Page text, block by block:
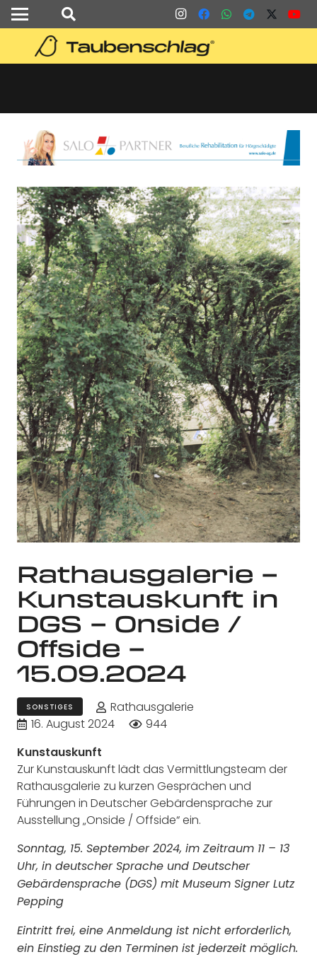
Rathausgalerie –
Kunstauskunft in
DGS – Onside /
Offside –
15.09.2024
SONSTIGES
Rathausgalerie
16. August 2024
944
Kunstauskunft
Zur Kunstauskunft lädt das Vermittlungsteam der
Rathausgalerie zu kurzen Gesprächen und
Führungen in Deutscher Gebärdensprache zur
Ausstellung „Onside / Offside“ ein.
Sonntag, 15. September 2024, im Zeitraum 11 – 13
Uhr, in deutscher Sprache und Deutscher
Gebärdensprache (DGS) mit Museum Signer Lutz
Pepping
Eintritt frei, eine Anmeldung ist nicht erforderlich,
ein Einstieg zu den Terminen ist jederzeit möglich.